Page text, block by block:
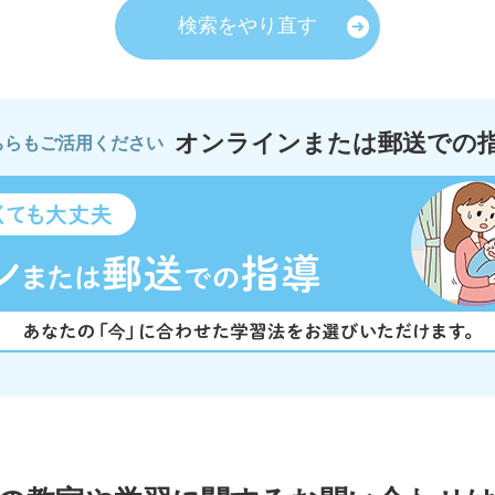
検索をやり直す
らもご活用ください オンラインまたは郵送での